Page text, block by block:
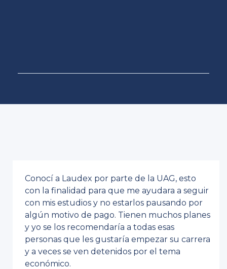
Conocí a Laudex por parte de la UAG, esto
con la finalidad para que me ayudara a seguir
con mis estudios y no estarlos pausando por
algún motivo de pago. Tienen muchos planes
y yo se los recomendaría a todas esas
personas que les gustaría empezar su carrera
y a veces se ven detenidos por el tema
económico.